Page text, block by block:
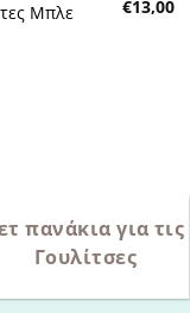
στην λίστα
Μπλε
€13,00
πανάκια για τις
Γουλίτσες